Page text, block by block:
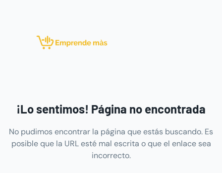
¡Lo sentimos! Página no encontrada
No pudimos encontrar la página que estás buscando. Es
posible que la URL esté mal escrita o que el enlace sea
incorrecto.